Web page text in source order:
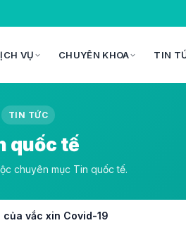
VỤ CHUYÊN KHOA TIN
TIN TỨC
quốc tế
chuyên mục Tin quốc tế.
của vắc xin Covid-19